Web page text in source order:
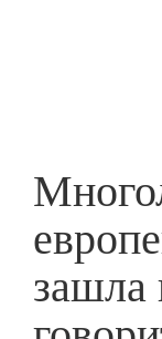
зашла